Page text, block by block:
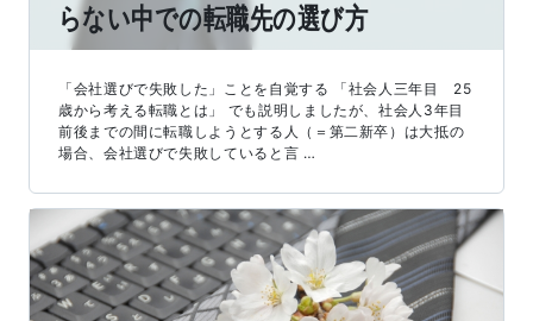
らない中での転職先の選び方
「会社選びで失敗した」ことを自覚する 「社会人三年目 25
歳から考える転職とは」 でも説明しましたが、社会人3年目
前後までの間に転職しようとする人（＝第二新卒）は大抵の
場合、会社選びで失敗していると言 …